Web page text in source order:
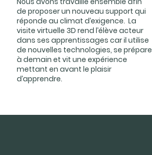
de proposer un nouveau support qui
réponde au climat d’exigence. La
visite virtuelle 3D rend l’élève acteur
dans ses apprentissages car il utilise
de nouvelles technologies, se prépare
à demain et vit une expérience
mettant en avant le plaisir
d’apprendre.